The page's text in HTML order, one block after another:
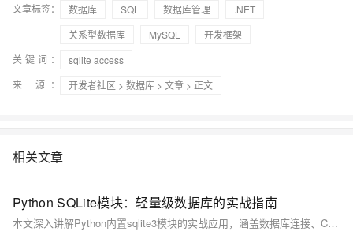
文章标签： 数据库 SQL 数据库管理
.NET
关系型数据库
MySQL
开发框架
关键词：
sqlite access
来 源：
开发者社区 > 数据库 > 文章 > 正文
相关文章
Python SQLite模块：轻量级数据库的实战指南
本文深入讲解Python内置sqlite3模块的实战应用，涵盖数据库连接、CRUD操作、事务管理、性能优化及高级特性，结合完整案例，助你快速掌握SQLite在小型项目中的高效使用，是Python开发者必备的轻量级数据库指南。